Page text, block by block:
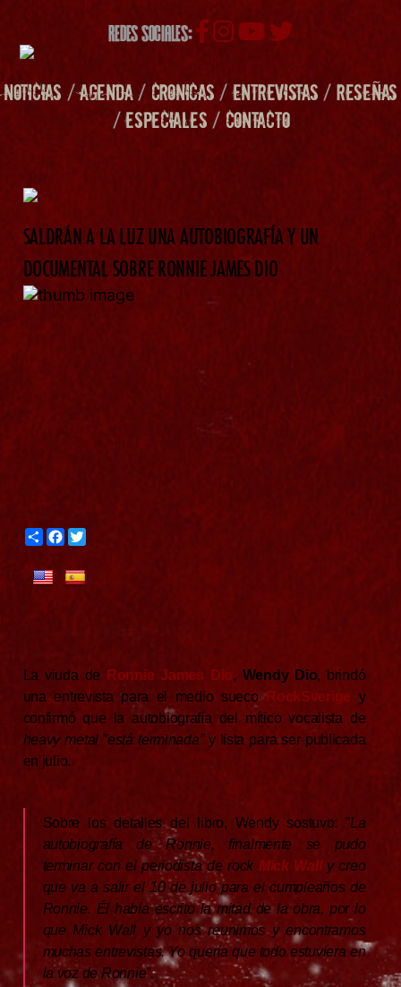
REDES SOCIALES:
NOTICIAS /AGENDA/ CRONICAS/ENTREVISTAS/RESEÑAS
/ESPECIALES/ CONTACTO
SALDRÁN A LA LUZ UNA AUTOBIOGRAFÍA Y UN
DOCUMENTAL SOBRE RONNIE JAMES DIO
S
h
a
r
e
F
a
e
b
o
T
w
La viuda de Ronnie James Dio, Wendy Dio, brindó
una entrevista para el medio suecoRockSverige y
confirmó que la autobiografía del mítico vocalista de
heavy metal ”está terminada”y lista para ser publicada
en julio.
Sobre los detalles del libro, Wendy sostuvo: ”La
autobiografía de Ronnie, finalmente se pudo
terminar con el periodista de rock Mick Wally creo
que va a salir el 10 de julio para el cumpleaños de
Ronnie. Él había escrito la mitad de la obra, por lo
que Mick Wall y yo nos reunimos y encontramos
muchas entrevistas. Yo quería que todo estuviera en
la voz de Ronnie”.